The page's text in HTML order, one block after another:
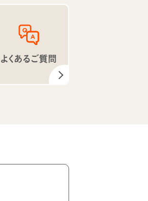
よくあるご質問